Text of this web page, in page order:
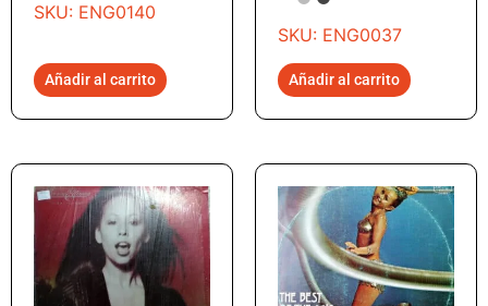
SKU: ENG0140
Añadir al carrito
SKU: ENG0037
Añadir al carrito